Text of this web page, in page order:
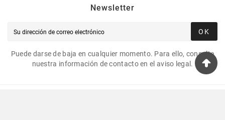
Newsletter
OK
Puede darse de baja en cualquier momento. Para ello, consulte
nuestra información de contacto en el aviso legal.